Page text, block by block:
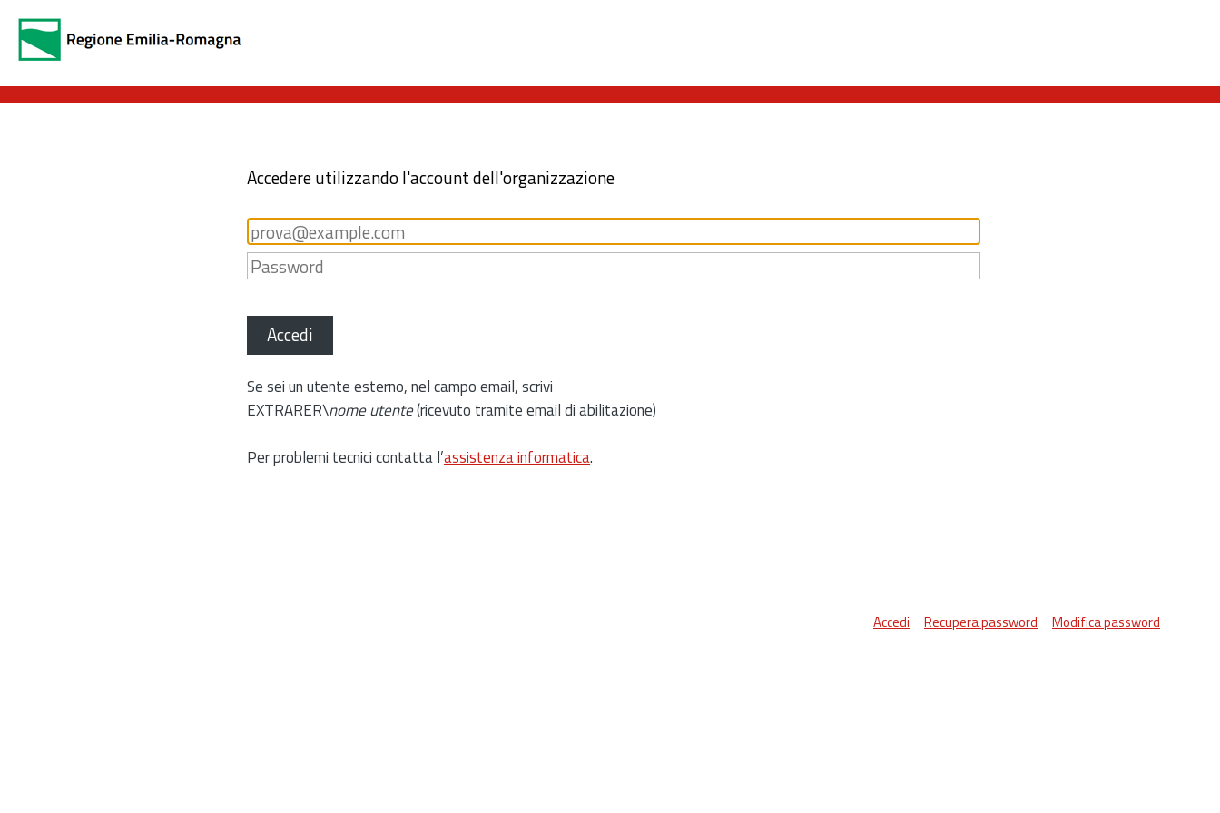
Accedere utilizzando l'account dell'organizzazione
Accedi
Se sei un utente esterno, nel campo email, scrivi
EXTRARER\nome utente(ricevuto tramite email di abilitazione)
Per problemi tecnici contatta l’assistenza informatica.
Accedi Recupera password Modifica password